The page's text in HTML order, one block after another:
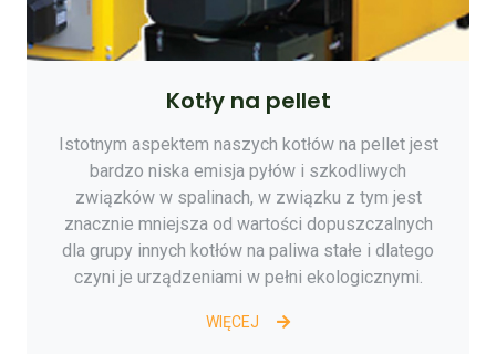
Kotły na pellet
Istotnym aspektem naszych kotłów na pellet jest
bardzo niska emisja pyłów i szkodliwych
związków w spalinach, w związku z tym jest
znacznie mniejsza od wartości dopuszczalnych
dla grupy innych kotłów na paliwa stałe i dlatego
czyni je urządzeniami w pełni ekologicznymi.
WIĘCEJ